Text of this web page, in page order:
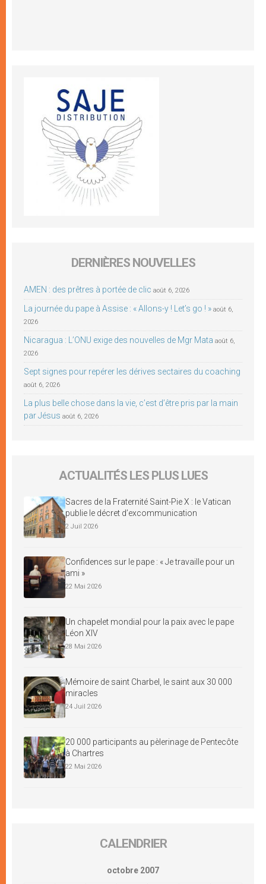
DERNIÈRES NOUVELLES
AMEN : des prêtres à portée de clic août 6, 2026
La journée du pape à Assise : « Allons-y ! Let’s go ! » août 6,
2026
Nicaragua : L’ONU exige des nouvelles de Mgr Mata août 6,
2026
Sept signes pour repérer les dérives sectaires du coaching
août 6, 2026
La plus belle chose dans la vie, c’est d’être pris par la main
par Jésus août 6, 2026
ACTUALITÉS LES PLUS LUES
Sacres de la Fraternité Saint-Pie X : le Vatican
publie le décret d’excommunication
2 Juil 2026
Confidences sur le pape : « Je travaille pour un
ami »
22 Mai 2026
Un chapelet mondial pour la paix avec le pape
Léon XIV
28 Mai 2026
Mémoire de saint Charbel, le saint aux 30 000
miracles
24 Juil 2026
20 000 participants au pèlerinage de Pentecôte
à Chartres
22 Mai 2026
CALENDRIER
octobre 2007